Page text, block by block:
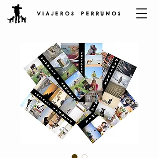
V I A J E R O S P E R R U N O S